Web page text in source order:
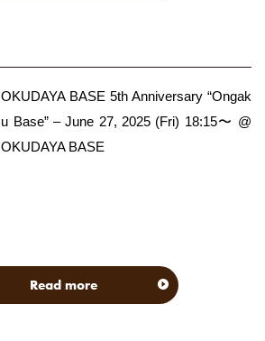
OKUDAYA BASE 5th Anniversary “Ongak
u Base” – June 27, 2025 (Fri) 18:15〜 @
OKUDAYA BASE
Read more